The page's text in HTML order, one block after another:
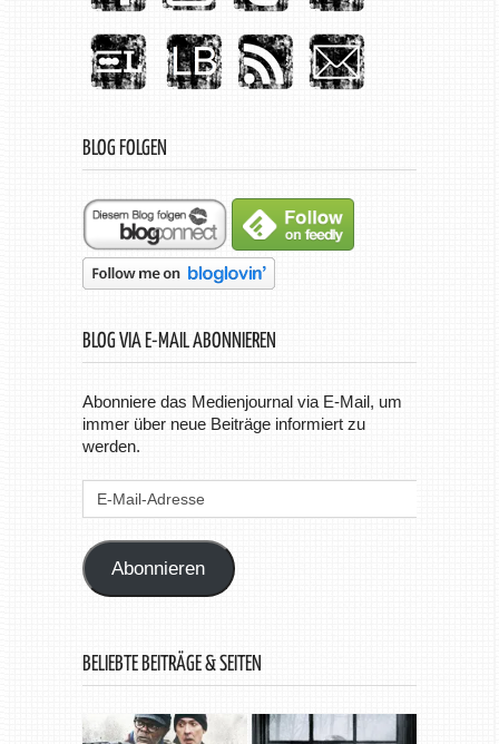
BLOG FOLGEN
BLOG VIA E-MAIL ABONNIEREN
Abonniere das Medienjournal via E-Mail, um
immer über neue Beiträge informiert zu
werden.
Mail-
Abonnieren
BELIEBTE BEITRÄGE & SEITEN